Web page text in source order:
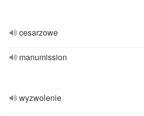
cesarzowe
manumission
wyzwolenie